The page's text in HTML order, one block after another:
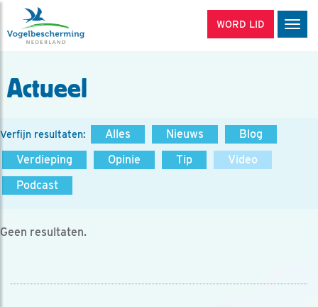
WORD LID
Actueel
Verfijn resultaten: Alles Nieuws
Blog
Verdieping
Opinie Tip
Video
Podcast
Geen resultaten.